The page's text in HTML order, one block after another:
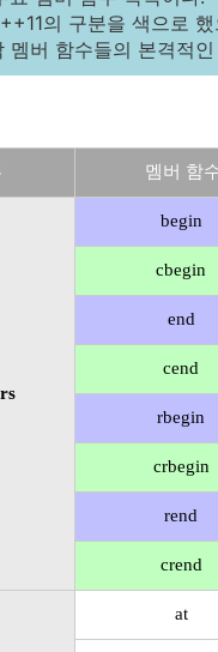
의 구분을 색으로
멤버 함수들의 본격적
멤버 함
begin
cbegin
end
cend
rbegin
crbegin
rend
crend
at